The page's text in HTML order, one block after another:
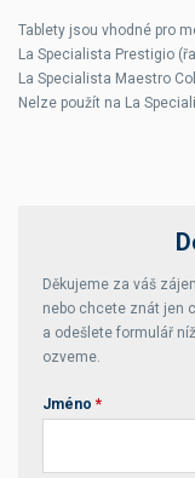
Tablety jsou vhodné pro
La Specialista Prestigio
La Specialista Maestro
Nelze použít na La
Děkujeme za váš
nebo chcete znát jen
a odešlete formulář
ozveme.
Jméno *